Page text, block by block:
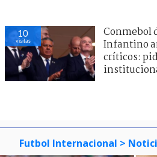
10
visitas
Conmebol
Infantino
críticos:
Futbol Internacional >